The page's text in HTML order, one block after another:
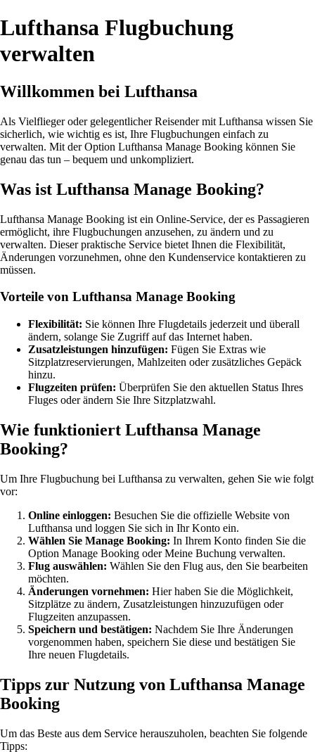
Lufthansa Flugbuchung
verwalten
Willkommen bei Lufthansa
Als Vielflieger oder gelegentlicher Reisender mit Lufthansa wissen Sie
sicherlich, wie wichtig es ist, Ihre Flugbuchungen einfach zu
verwalten. Mit der Option Lufthansa Manage Booking können Sie
genau das tun – bequem und unkompliziert.
Was ist Lufthansa Manage Booking?
Lufthansa Manage Booking ist ein Online-Service, der es Passagieren
ermöglicht, ihre Flugbuchungen anzusehen, zu ändern und zu
verwalten. Dieser praktische Service bietet Ihnen die Flexibilität,
Änderungen vorzunehmen, ohne den Kundenservice kontaktieren zu
müssen.
Vorteile von Lufthansa Manage Booking
Flexibilität: Sie können Ihre Flugdetails jederzeit und überall
ändern, solange Sie Zugriff auf das Internet haben.
Zusatzleistungen hinzufügen: Fügen Sie Extras wie
Sitzplatzreservierungen, Mahlzeiten oder zusätzliches Gepäck
hinzu.
Flugzeiten prüfen: Überprüfen Sie den aktuellen Status Ihres
Fluges oder ändern Sie Ihre Sitzplatzwahl.
Wie funktioniert Lufthansa Manage
Booking?
Um Ihre Flugbuchung bei Lufthansa zu verwalten, gehen Sie wie folgt
vor:
Online einloggen: Besuchen Sie die offizielle Website von
Lufthansa und loggen Sie sich in Ihr Konto ein.
Wählen Sie Manage Booking: In Ihrem Konto finden Sie die
Option Manage Booking oder Meine Buchung verwalten.
Flug auswählen: Wählen Sie den Flug aus, den Sie bearbeiten
möchten.
Änderungen vornehmen: Hier haben Sie die Möglichkeit,
Sitzplätze zu ändern, Zusatzleistungen hinzuzufügen oder
Flugzeiten anzupassen.
Speichern und bestätigen: Nachdem Sie Ihre Änderungen
vorgenommen haben, speichern Sie diese und bestätigen Sie
Ihre neuen Flugdetails.
Tipps zur Nutzung von Lufthansa Manage
Booking
Um das Beste aus dem Service herauszuholen, beachten Sie folgende
Tipps: